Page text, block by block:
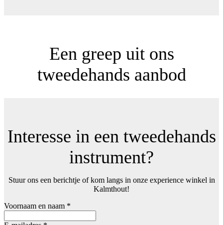
Een greep uit ons
tweedehands aanbod
Interesse in een tweedehands
instrument?
Stuur ons een berichtje of kom langs in onze experience winkel in
Kalmthout!
Voornaam en naam *